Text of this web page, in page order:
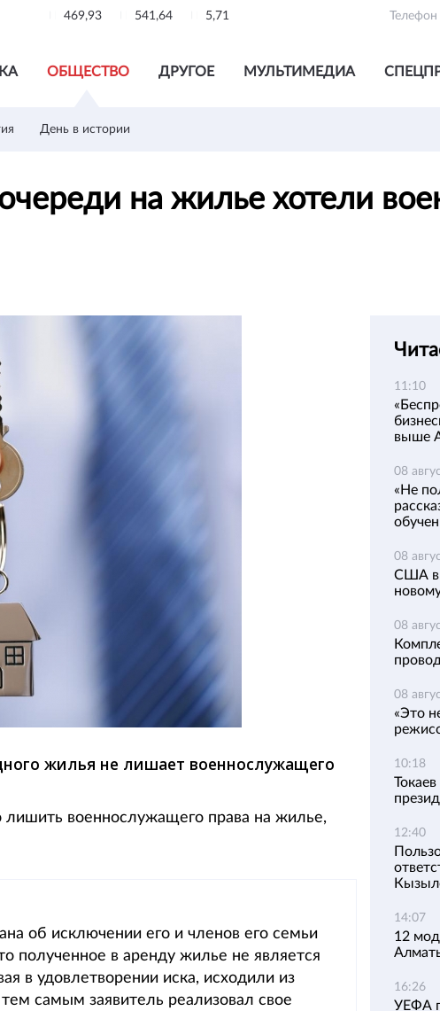
469,93 541,64 5,71
ОБЩЕСТВО ДРУГОЕ МУЛЬТИМЕДИА
День в истории
на жилье хотели
жилья не лишает военнослужащего
военнослужащего права на жилье,
об исключении его и членов его семьи
полученное в аренду жилье не является
в удовлетворении иска, исходили из
самым заявитель реализовал свое
11:10
выше
08
«Не
08
США
08
08
«Это
10:18
12:40
14:07
12
16:26
УЕФА